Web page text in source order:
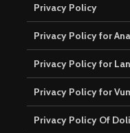
Privacy Policy
Privacy Policy for
Privacy Policy for
Privacy Policy for
Privacy Policy Of